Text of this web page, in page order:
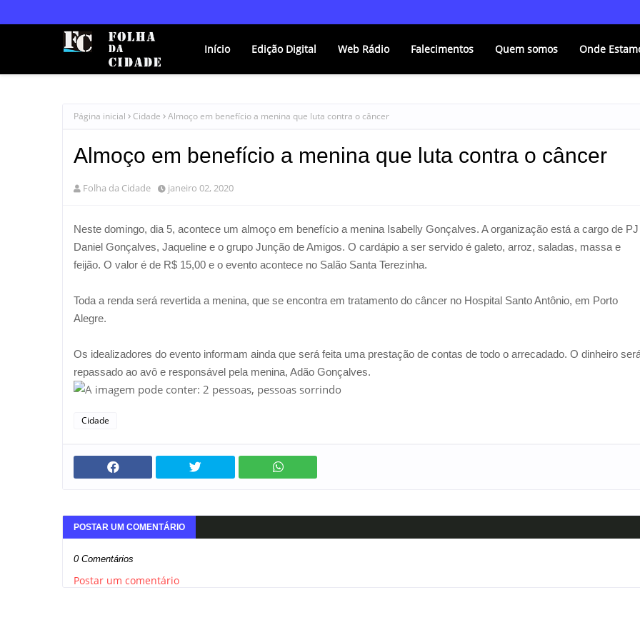
Início Edição Digital Web Rádio Falecimentos Quem somos Onde
Página inicial Cidade Almoço em benefício a menina que luta contra o câncer
Almoço em benefício a menina que luta contra o câncer
Folha da Cidade janeiro 02, 2020
Neste domingo, dia 5, acontece um almoço em benefício a menina Isabelly Gonçalves. A organização está a cargo de PJ
Daniel Gonçalves, Jaqueline e o grupo Junção de Amigos. O cardápio a ser servido é galeto, arroz, saladas, massa e
feijão. O valor é de R$ 15,00 e o evento acontece no Salão Santa Terezinha.
Toda a renda será revertida a menina, que se encontra em tratamento do câncer no Hospital Santo Antônio, em Porto
Alegre.
Os idealizadores do evento informam ainda que será feita uma prestação de contas de todo o arrecadado. O dinheiro
repassado ao avô e responsável pela menina, Adão Gonçalves.
Cidade
POSTAR UM COMENTÁRIO
0 Comentários
Postar um comentário